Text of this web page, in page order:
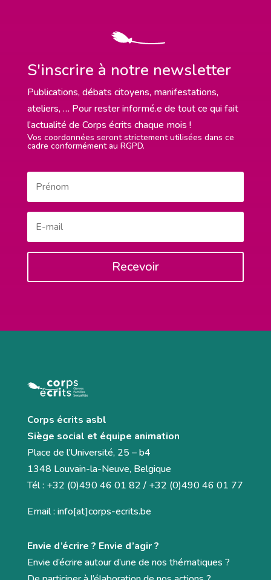
S'inscrire à notre newsletter
Publications, débats citoyens, manifestations,
ateliers, … Pour rester informé.e de tout ce qui fait
l’actualité de Corps écrits chaque mois !
Vos coordonnées seront strictement utilisées dans ce
cadre conformément au RGPD.
Recevoir
Corps écrits asbl
Siège social et équipe animation
Place de l’Université, 25 – b4
1348 Louvain-la-Neuve, Belgique
Tél : +32 (0)490 46 01 82 / +32 (0)490 46 01 77
Email : info[at]corps-ecrits.be
Envie d’écrire ? Envie d’agir ?
Envie d’écrire autour d’une de nos thématiques ?